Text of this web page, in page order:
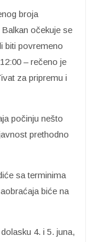
broja
očekuje se
biti povremeno
– rečeno je
za pripremu i
počinju nešto
prethodno
sa terminima
biće na
4. i 5. juna,